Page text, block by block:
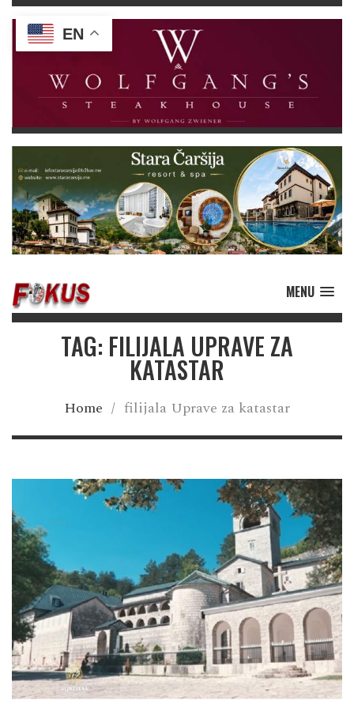
MENU
TAG: FILIJALA UPRAVE ZA
KATASTAR
Home / filijala Uprave za katastar
EN